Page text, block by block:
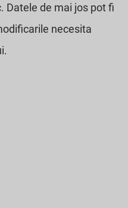
Datele de mai jos pot fi
necesita